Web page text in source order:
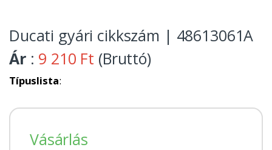
Ducati gyári cikkszám | 48613061A
Ár : 9 210 Ft (Bruttó)
Típuslista:
Vásárlás